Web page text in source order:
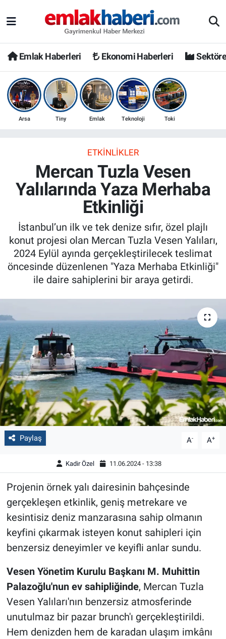
Emlak Haberleri Ekonomi Haberleri
Arsa Tiny Emlak Teknoloji Toki
ETKINLIKLER
Mercan Tuzla Vesen
Yalılarında Yaza Merhaba
Etkinliği
İstanbul’un ilk ve tek denize sıfır, özel plajlı
konut projesi olan Mercan Tuzla Vesen Yalıları,
2024 Eylül ayında gerçekleştirilecek teslimat
öncesinde düzenlenen "Yaza Merhaba Etkinliği"
ile daire sahiplerini bir araya getirdi.
Paylaş A- A+
Kadir Özel 11.06.2024 - 13:38
Projenin örnek yalı dairesinin bahçesinde
gerçekleşen etkinlik, geniş metrekare ve
kesintisiz deniz manzarasına sahip olmanın
keyfini çıkarmak isteyen konut sahipleri için
benzersiz deneyimler ve keyifli anlar sundu.
Vesen Yönetim Kurulu Başkanı M. Muhittin
Palazoğlu'nun ev sahipliğinde, Mercan Tuzla
Vesen Yalıları'nın benzersiz atmosferinde
unutulmaz bir pazar brunch'ı gerçekleştirildi.
Hem denizden hem de karadan ulaşım imkânı